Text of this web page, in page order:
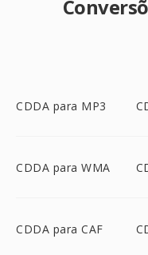
CDDA para MP3
CDDA para WMA
CDDA para CAF